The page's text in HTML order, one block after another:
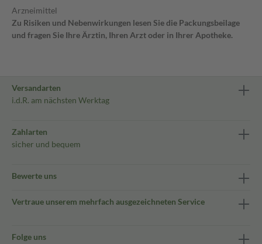
Arzneimittel
Zu Risiken und Nebenwirkungen lesen Sie die Packungsbeilage
und fragen Sie Ihre Ärztin, Ihren Arzt oder in Ihrer Apotheke.
Versandarten
i.d.R. am nächsten Werktag
Zahlarten
sicher und bequem
Bewerte uns
Vertraue unserem mehrfach ausgezeichneten Service
Folge uns